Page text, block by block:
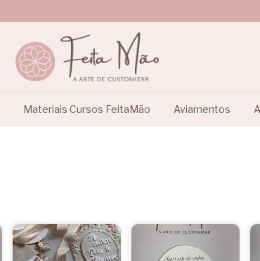
Materiais Cursos FeitaMão Aviamentos